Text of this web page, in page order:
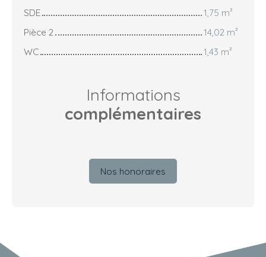
SDE
1,75 m²
Pièce 2
14,02 m²
WC
1,43 m²
Informations
complémentaires
Nos honoraires